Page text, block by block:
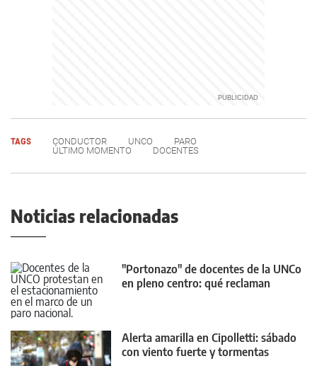
TAGS CONDUCTOR UNCO
PARO
ÚLTIMO MOMENTO
DOCENTES
Noticias relacionadas
"Portonazo" de docentes de la UNCo
en pleno centro: qué reclaman
Alerta amarilla en Cipolletti: sábado
con viento fuerte y tormentas